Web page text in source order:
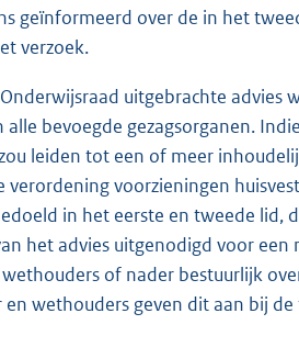
geïnformeerd over de in het
verzoek.
uitgebrachte advies
bevoegde gezagsorganen.
leiden tot een of meer
voorzieningen
in het eerste en tweede lid,
het advies uitgenodigd voor
of nader bestuurlijk
wethouders geven dit aan bij